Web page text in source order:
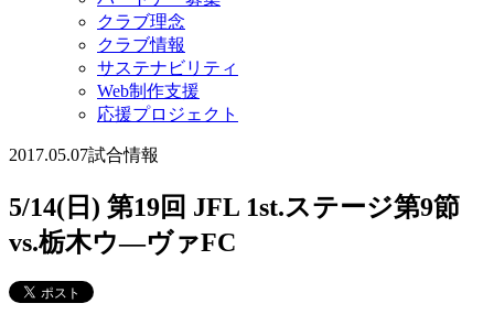
クラブ理念
クラブ情報
サステナビリティ
Web制作支援
応援プロジェクト
2017.05.07試合情報
5/14(日) 第19回 JFL 1st.ステージ第9節
vs.栃木ウ―ヴァFC